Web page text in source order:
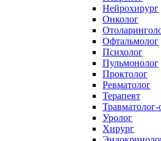
Нейрохирург
Онколог
Офтальмолог
Психолог
Пульмонолог
Проктолог
Ревматолог
Терапевт
Травматолог-
Уролог
Хирург